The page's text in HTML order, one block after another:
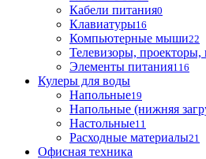
Кабели питания0
Клавиатуры16
Компьютерные мыши22
Телевизоры,
Элементы питания116
Кулеры для воды
Напольные19
Напольные (нижняя
Настольные11
Расходные материалы21
Офисная техника